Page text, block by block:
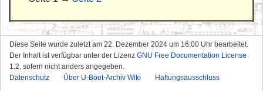
Diese Seite wurde zuletzt am 22. Dezember 2024 um 16:00 Uhr bearbeitet.
Der Inhalt ist verfügbar unter der Lizenz GNU Free Documentation License
1.2, sofern nicht anders angegeben.
Datenschutz
Über U-Boot-Archiv Wiki Haftungsausschluss